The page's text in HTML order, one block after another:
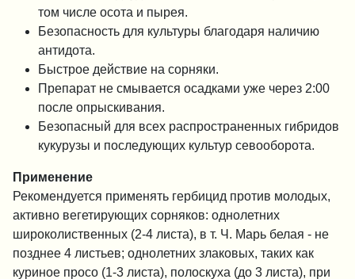
том числе осота и пырея.
Безопасность для культуры благодаря наличию
антидота.
Быстрое действие на сорняки.
Препарат не смывается осадками уже через 2:00
после опрыскивания.
Безопасный для всех распространенных гибридов
кукурузы и последующих культур севооборота.
Применение
Рекомендуется применять гербицид против молодых,
активно вегетирующих сорняков: однолетних
широколиственных (2-4 листа), в т. Ч. Марь белая - не
позднее 4 листьев; однолетних злаковых, таких как
куриное просо (1-3 листа), полоскуха (до 3 листа), при